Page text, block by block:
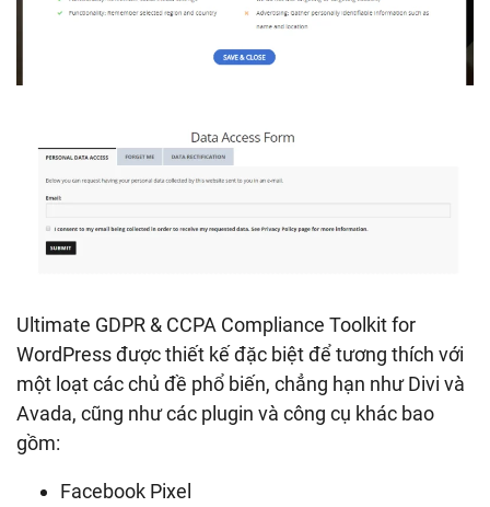
Ultimate GDPR & CCPA Compliance Toolkit for
WordPress được thiết kế đặc biệt để tương thích với
một loạt các chủ đề phổ biến, chẳng hạn như Divi và
Avada, cũng như các plugin và công cụ khác bao
gồm:
Facebook Pixel